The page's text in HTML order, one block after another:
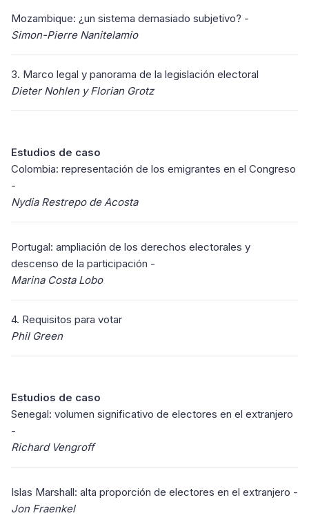
Mozambique: ¿un sistema demasiado subjetivo? -
Simon-Pierre Nanitelamio
3. Marco legal y panorama de la legislación electoral
Dieter Nohlen y Florian Grotz
Estudios de caso
Colombia: representación de los emigrantes en el Congreso
-
Nydia Restrepo de Acosta
Portugal: ampliación de los derechos electorales y
descenso de la participación -
Marina Costa Lobo
4. Requisitos para votar
Phil Green
Estudios de caso
Senegal: volumen significativo de electores en el extranjero
-
Richard Vengroff
Islas Marshall: alta proporción de electores en el extranjero -
Jon Fraenkel